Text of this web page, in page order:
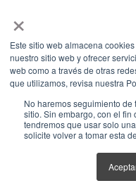
×
Este sitio web almacena
nuestro sitio web y ofrecer
web como a través de otras
que utilizamos, revisa nuestra
No haremos seguimiento
sitio. Sin embargo, con el fin
tendremos que usar solo
solicite volver a tomar esta
diagramas, es muy útil
visualmente atractivos.
Ventajas:
Muy visual y fácil
principiantes.
Gran variedad de
de personalización.